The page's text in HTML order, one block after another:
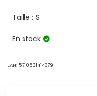
Taille : S
En stock
EAN: 5710531414379